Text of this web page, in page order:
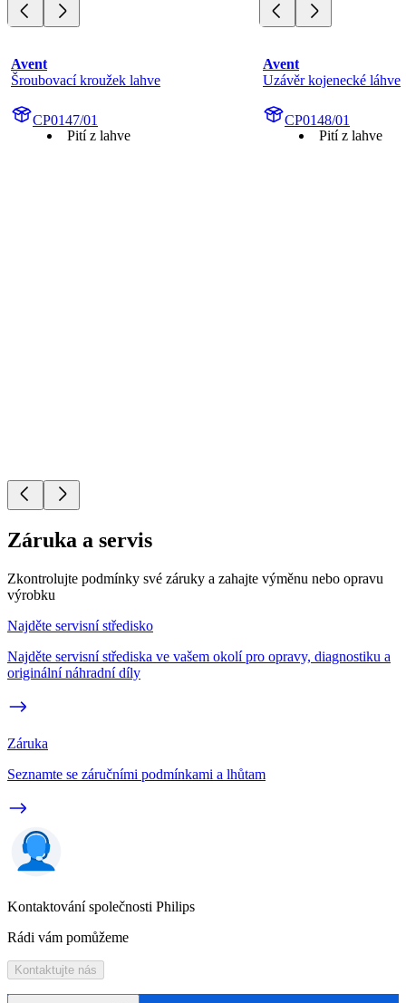
Avent
Šroubovací kroužek lahve
CP0147/01
Pití z lahve
Avent
Uzávěr kojenecké láhve
CP0148/01
Pití z lahve
Záruka a servis
Zkontrolujte podmínky své záruky a zahajte výměnu nebo opravu
výrobku
Najděte servisní středisko
Najděte servisní střediska ve vašem okolí pro opravy, diagnostiku a
originální náhradní díly
Záruka
Seznamte se záručními podmínkami a lhůtam
Kontaktování společnosti Philips
Rádi vám pomůžeme
Kontaktujte nás